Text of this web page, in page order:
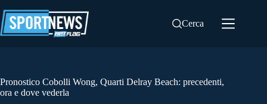
al
contenuto
Cerca
Pronostico Cobolli Wong, Quarti Delray Beach: precedenti,
ora e dove vederla